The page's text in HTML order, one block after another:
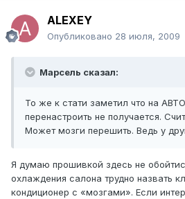
ALEXEY
Опубликовано 28 июля, 2009
Марсель сказал:
То же к стати заметил что на
перенастроить не получается.
Может мозги перешить. Ведь у
Я думаю прошивкой здесь не
охлаждения салона трудно назвать
кондиционер с «мозгами». Если